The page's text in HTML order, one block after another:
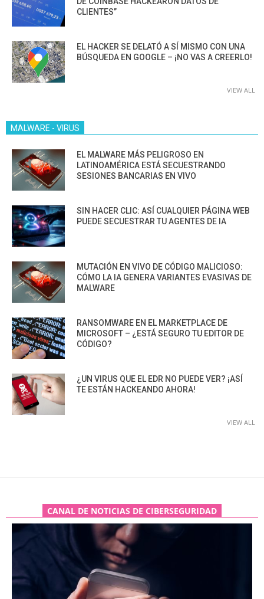
CLIENTES”
EL HACKER SE DELATÓ A SÍ MISMO CON UNA
BÚSQUEDA EN GOOGLE – ¡NO VAS A CREERLO!
VIEW ALL
MALWARE - VIRUS
EL MALWARE MÁS PELIGROSO EN
LATINOAMÉRICA ESTÁ SECUESTRANDO
SESIONES BANCARIAS EN VIVO
SIN HACER CLIC: ASÍ CUALQUIER PÁGINA WEB
PUEDE SECUESTRAR TU AGENTES DE IA
MUTACIÓN EN VIVO DE CÓDIGO MALICIOSO:
CÓMO LA IA GENERA VARIANTES EVASIVAS DE
MALWARE
RANSOMWARE EN EL MARKETPLACE DE
MICROSOFT – ¿ESTÁ SEGURO TU EDITOR DE
CÓDIGO?
¿UN VIRUS QUE EL EDR NO PUEDE VER? ¡ASÍ
TE ESTÁN HACKEANDO AHORA!
VIEW ALL
CANAL DE NOTICIAS DE CIBERSEGURIDAD